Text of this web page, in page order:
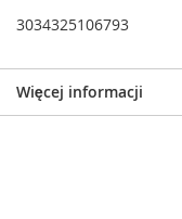
3034325106793
Więcej informacji